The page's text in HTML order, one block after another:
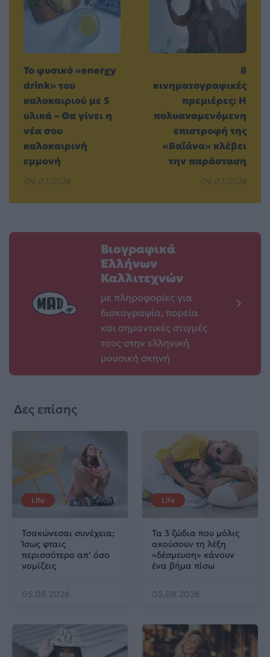
Το φυσικό «energy
drink» του
καλοκαιριού με 5
υλικά – Θα γίνει η
νέα σου
καλοκαιρινή
εμμονή
09.07.2026
8
κινηματογραφικές
πρεμιέρες: Η
πολυαναμενόμενη
επιστροφή της
«Βαϊάνα» κλέβει
την παράσταση
09.07.2026
Βιογραφικά
Ελλήνων
Καλλιτεχνών
με πληροφορίες για
δισκογραφία, πορεία
και σημαντικές στιγμές
τους στην ελληνική
μουσική σκηνή
Δες επίσης
Life
Τσακώνεσαι συνέχεια;
Ίσως φταις
περισσότερο απ’ όσο
νομίζεις
05.08.2026
Life
Τα 3 ζώδια που μόλις
ακούσουν τη λέξη
«δέσμευση» κάνουν
ένα βήμα πίσω
05.08.2026